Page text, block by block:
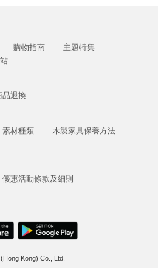
購物指南
主題特集
品退換
素材種類
木製家具保養方法
優惠活動條款及細則
Kong) Co., Ltd.